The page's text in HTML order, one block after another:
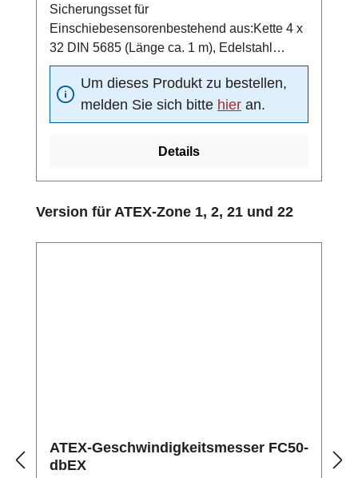
Sicherungsset für
Einschiebesensorenbestehend aus:Kette 4 x
32 DIN 5685 (Länge ca. 1 m), Edelstahl
1.4401Schraubglied NG5, Edelstahl
1.4401Schelle DN15 nach DIN 11850,
Edelstahl 1.4301
Um dieses Produkt zu bestellen,
melden Sie sich bitte hier an.
Details
Produktgalerie überspringen
Version für ATEX-Zone 1, 2, 21 und 22
ATEX-Geschwindigkeitsmesser FC50-
dbEX